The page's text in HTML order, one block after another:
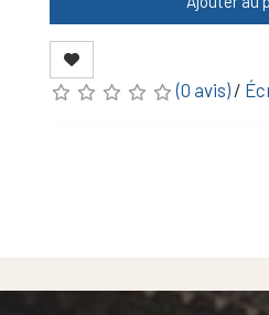
(0 avis) /